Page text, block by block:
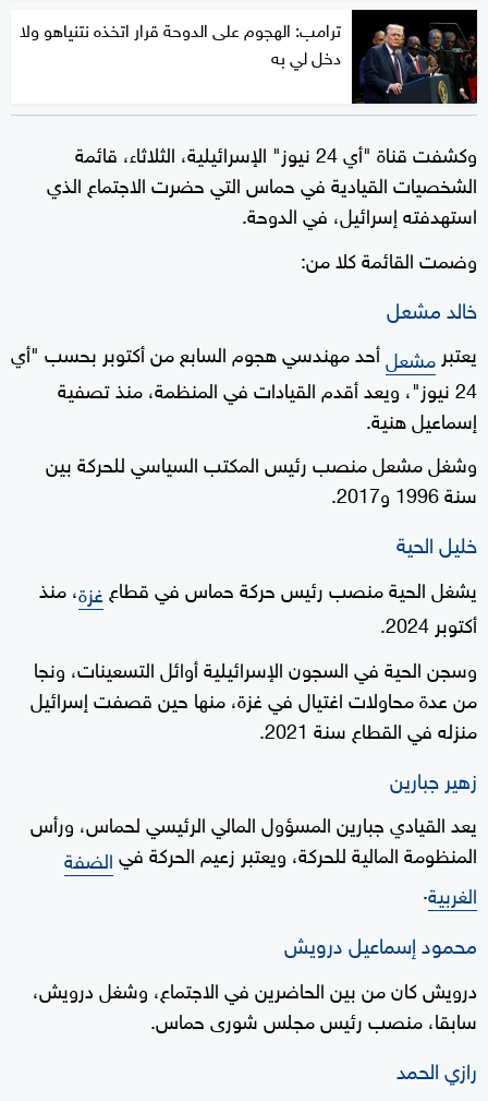
ترامب: الهجوم على الدوحة قرار اتخذه نتنياهو ولا
دخل لي به
وكشفت قناة "أي 24 نيوز" الإسرائيلية، الثلاثاء، قائمة
الشخصيات القيادية في حماس التي حضرت الاجتماع الذي
استهدفته إسرائيل، في الدوحة.
وضمت القائمة كلا من:
خالد مشعل
يعتبر مشعلأحد مهندسي هجوم السابع من أكتوبر بحسب "أي
24 نيوز"، ويعد أقدم القيادات في المنظمة، منذ تصفية
إسماعيل هنية.
وشغل مشعل منصب رئيس المكتب السياسي للحركة بين
سنة 1996 و2017.
خليل الحية
يشغل الحية منصب رئيس حركة حماس في قطاع غزة، منذ
أكتوبر 2024.
وسجن الحية في السجون الإسرائيلية أوائل التسعينات، ونجا
من عدة محاولات اغتيال في غزة، منها حين قصفت إسرائيل
منزله في القطاع سنة 2021.
زهير جبارين
يعد القيادي جبارين المسؤول المالي الرئيسي لحماس، ورأس
المنظومة المالية للحركة، ويعتبر زعيم الحركة فيالضفة
الغربية.
محمود إسماعيل درويش
درويش كان من بين الحاضرين في الاجتماع، وشغل درويش،
سابقا، منصب رئيس مجلس شورى حماس.
رازي الحمد